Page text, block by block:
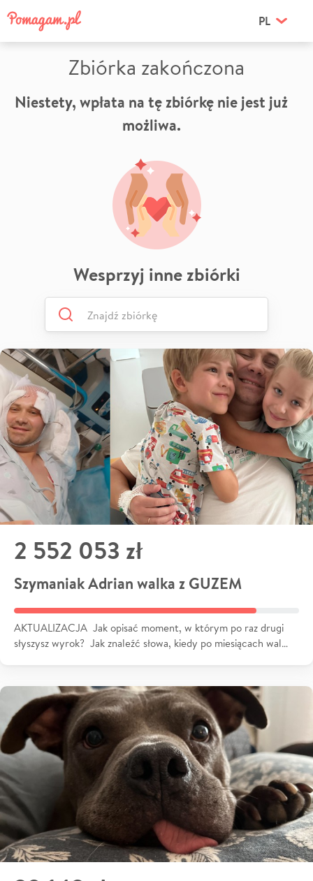
PL
Zbiórka zakończona
Niestety, wpłata na tę zbiórkę nie jest już
możliwa.
Wesprzyj inne zbiórki
2 552 053 zł
Szymaniak Adrian walka z GUZEM
AKTUALIZACJA Jak opisać moment, w którym po raz drugi
słyszysz wyrok? Jak znaleźć słowa, kiedy po miesiącach wal…